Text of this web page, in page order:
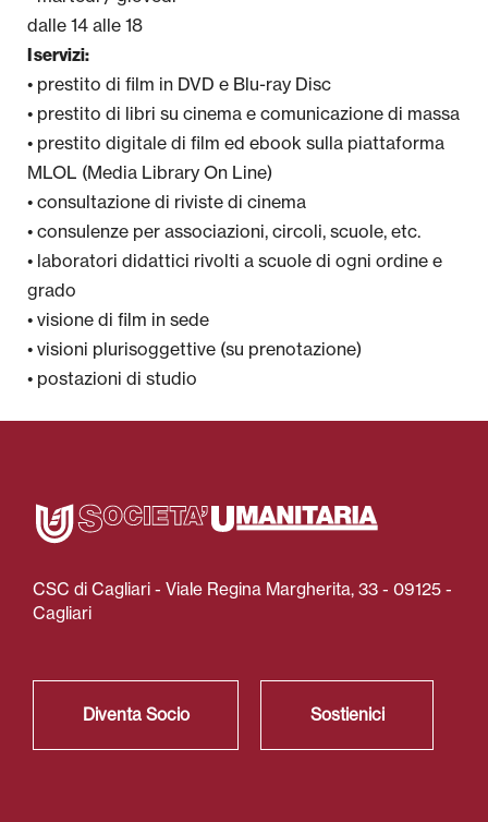
dalle 14 alle 18
I servizi:
• prestito di film in DVD e Blu-ray Disc
• prestito di libri su cinema e comunicazione di massa
• prestito digitale di film ed ebook sulla piattaforma
MLOL (Media Library On Line)
• consultazione di riviste di cinema
• consulenze per associazioni, circoli, scuole, etc.
• laboratori didattici rivolti a scuole di ogni ordine e
grado
• visione di film in sede
• visioni plurisoggettive (su prenotazione)
• postazioni di studio
CSC di Cagliari - Viale Regina Margherita, 33 - 09125 -
Cagliari
Diventa Socio Sostienici